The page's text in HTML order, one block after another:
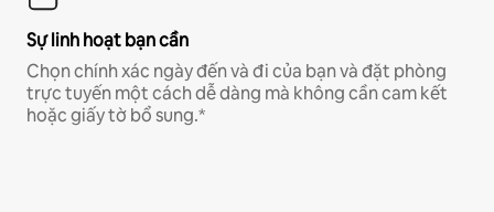
Sự linh hoạt bạn cần
Chọn chính xác ngày đến và đi của bạn và đặt phòng
trực tuyến một cách dễ dàng mà không cần cam kết
hoặc giấy tờ bổ sung.*